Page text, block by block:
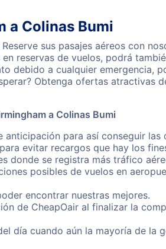
a Colinas Bumi
sus pasajes aéreos con
reservas de vuelos, podrá
debido a cualquier
Obtenga ofertas atractivas
a Colinas Bumi
anticipación para así conseguir
evitar recargos que hay los
donde se registra más tráfico
posibles de vuelos en
encontrar nuestras mejores.
de CheapOair al finalizar la
día cuando aún la mayoría de